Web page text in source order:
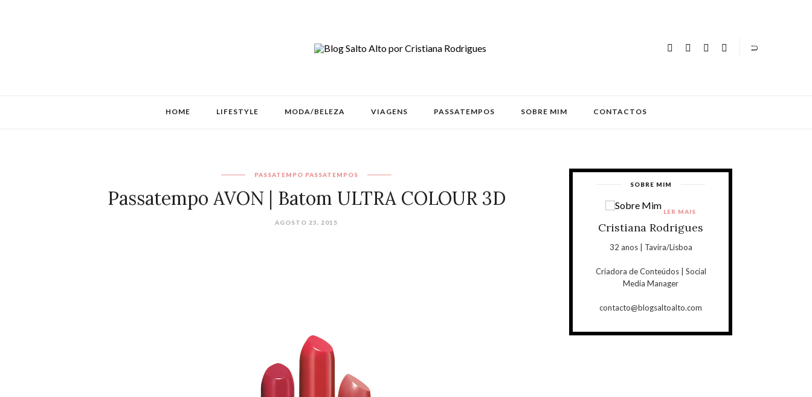
HOME LIFESTYLE MODA/BELEZA VIAGENS PASSATEMPOS SOBRE MIM CONTACTOS
PASSATEMPO PASSATEMPOS
Passatempo AVON | Batom ULTRA COLOUR 3D
AGOSTO 23, 2015
SOBRE MIM
Cristiana Rodrigues
32 anos | Tavira/Lisboa
Criadora de Conteúdos | Social
Media Manager
contacto@blogsaltoalto.com
LER MAIS